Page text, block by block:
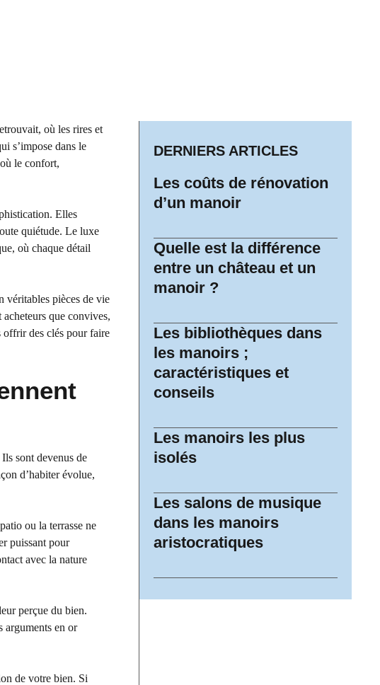
où les rires et
s’impose dans le
le confort,
Elles
quiétude. Le luxe
où chaque détail
véritables pièces de vie
que convives,
offrir des clés pour faire
sont devenus de
d’habiter évolue,
ou la terrasse ne
puissant pour
avec la nature
perçue du bien.
arguments en or
de votre bien. Si
DERNIERS ARTICLES
Les coûts de rénovation
d’un manoir
Quelle est la différence
entre un château et un
manoir ?
Les bibliothèques dans
les manoirs ;
caractéristiques et
conseils
Les manoirs les plus
isolés
Les salons de musique
dans les manoirs
aristocratiques